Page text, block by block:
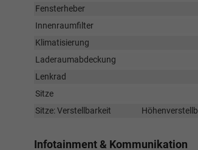
Fensterheber
Innenraumfilter
Klimatisierung
Laderaumabdeckung
Lenkrad
Sitze
Sitze: Verstellbarkeit
Infotainment & Kommunikation